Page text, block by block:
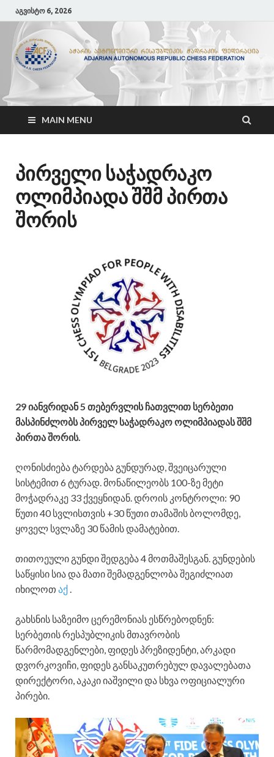
აგვისტო 6, 2026
ACF
აჭარის ჭადრაკის ფედერაცია
MAIN MENU
პირველი საჭადრაკო
ოლიმპიადა შშმ პირთა
შორის
29 იანვრიდან 5 თებერვლის ჩათვლით სერბეთი
მასპინძლობსპირველ საჭადრაკო ოლიმპიადასშშმ
პირთა შორის.
ღონისძიება ტარდება გუნდურად, შვეიცარული
სისტემით 6 ტურად. მონაწილეობს 100-ზე მეტი
მოჭადრაკე 33 ქვეყნიდან. დროის კონტროლი: 90
წუთი 40 სვლისთვის +30 წუთი თამაშის ბოლომდე,
ყოველ სვლაზე 30 წამის დამატებით.
თითოეული გუნდი შედგება 4 მოთმაშესგან. გუნდების
საწყისი სია და მათი შემადგენლობა შეგიძლიათ
იხილოთ აქ .
გახსნის საზეიმო ცერემონიას ესწრებოდნენ:
სერბეთის რესპუბლიკის მთავრობის
წარმომადგენლები, ფიდეს პრეზიდენტი, არკადი
დვორკოვიჩი, ფიდეს განსაკუთრებულ დავალებათა
დირექტორი, აკაკი იაშვილი და სხვა ოფიციალური
პირები.